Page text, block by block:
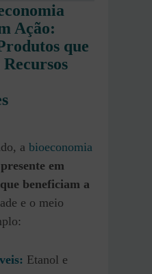
Ação:
que
a bioeconomia
presente em
beneficiam a
e o meio
Etanol e